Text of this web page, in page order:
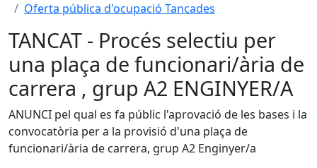
Oferta pública d'ocupació Tancades
TANCAT - Procés selectiu per
una plaça de funcionari/ària de
carrera , grup A2 ENGINYER/A
ANUNCI pel qual es fa públic l'aprovació de les bases i la
convocatòria per a la provisió d'una plaça de
funcionari/ària de carrera, grup A2 Enginyer/a